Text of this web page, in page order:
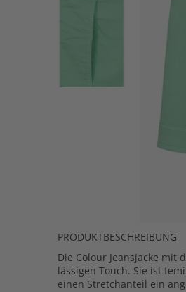
PRODUKTBESCHREIBUNG
Die Colour Jeansjacke mit
lässigen Touch. Sie ist
einen Stretchanteil ein